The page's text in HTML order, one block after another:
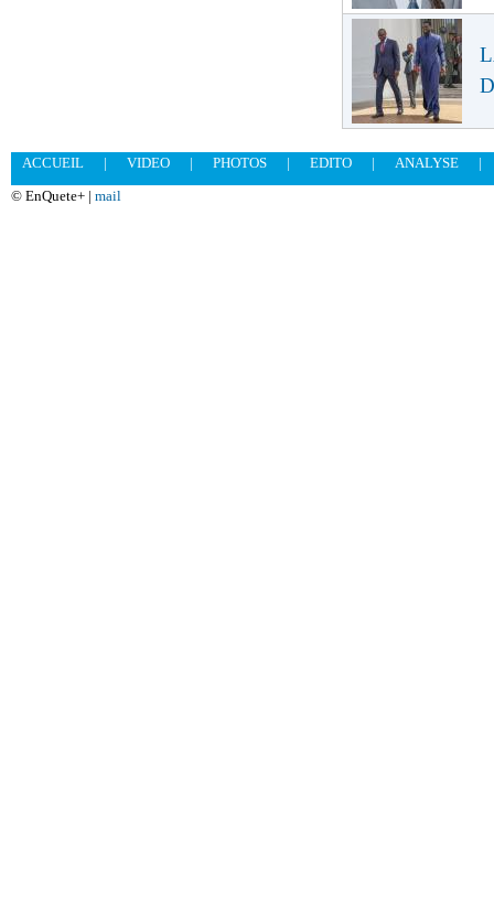
ACCUEIL | VIDEO | PHOTOS | EDITO | ANALYSE
|
© EnQuete+ | mail